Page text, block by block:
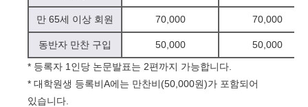
만 65세 이상 회원 70,000 70,000
동반자 만찬 구입 50,000
50,000
* 등록자 1인당 논문발표는 2편까지 가능합니다.
* 대학원생 등록비A에는 만찬비(50,000원)가 포함되어
있습니다.